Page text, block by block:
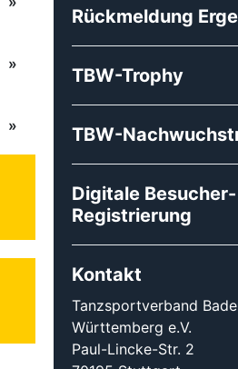
Rückmeldung
TBW-Trophy
TBW-
Digitale Besucher-
Registrierung
Kontakt
Tanzsportverband
Württemberg e.V.
Paul-Lincke-Str. 2